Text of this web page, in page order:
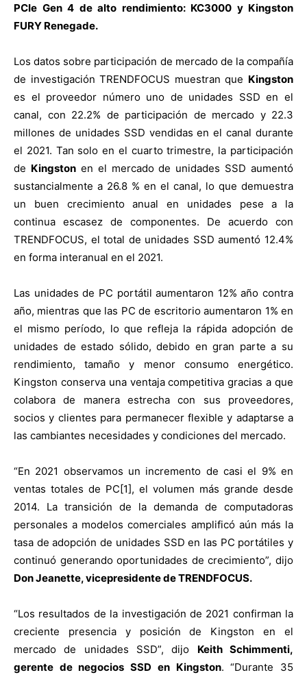
PCIe Gen 4 de alto rendimiento: KC3000 y Kingston
FURY Renegade.
Los datos sobre participación de mercado de la compañía
de investigación TRENDFOCUS muestran que Kingston
es el proveedor número uno de unidades SSD en el
canal, con 22.2% de participación de mercado y 22.3
millones de unidades SSD vendidas en el canal durante
el 2021. Tan solo en el cuarto trimestre, la participación
de Kingstonen el mercado de unidades SSD aumentó
sustancialmente a 26.8 % en el canal, lo que demuestra
un buen crecimiento anual en unidades pese a la
continua escasez de componentes. De acuerdo con
TRENDFOCUS, el total de unidades SSD aumentó 12.4%
en forma interanual en el 2021.
Las unidades de PC portátil aumentaron 12% año contra
año, mientras que las PC de escritorio aumentaron 1% en
el mismo período, lo que refleja la rápida adopción de
unidades de estado sólido, debido en gran parte a su
rendimiento, tamaño y menor consumo energético.
Kingston conserva una ventaja competitiva gracias a que
colabora de manera estrecha con sus proveedores,
socios y clientes para permanecer flexible y adaptarse a
las cambiantes necesidades y condiciones del mercado.
“En 2021 observamos un incremento de casi el 9% en
ventas totales de PC[1], el volumen más grande desde
2014. La transición de la demanda de computadoras
personales a modelos comerciales amplificó aún más la
tasa de adopción de unidades SSD en las PC portátiles y
continuó generando oportunidades de crecimiento”, dijo
Don Jeanette, vicepresidente de TRENDFOCUS.
“Los resultados de la investigación de 2021 confirman la
creciente presencia y posición de Kingston en el
mercado de unidades SSD”, dijo Keith Schimmenti,
gerente de negocios SSD en Kingston. “Durante 35